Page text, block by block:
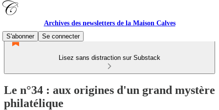
Archives des newsletters de la Maison Calves
S'abonner
Se connecter
Lisez sans distraction sur Substack
Le n°34 : aux origines d'un grand mystère
philatélique